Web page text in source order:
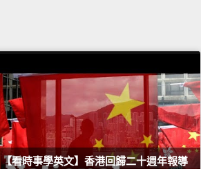
【看時事學英文】香港回歸二十週年報導